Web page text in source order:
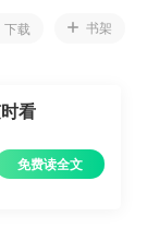
下载 书架
看
免费读全文